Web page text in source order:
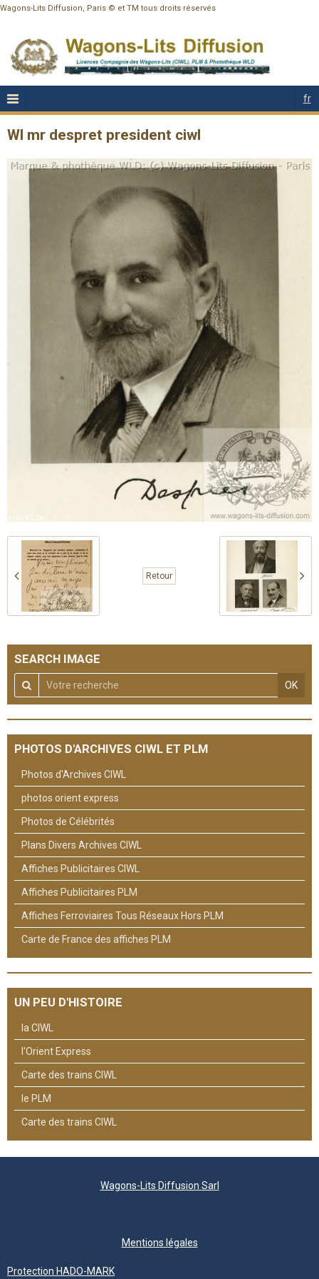
Wagons-Lits Diffusion, Paris © et TM tous droits réservés
fr
Wl mr despret president ciwl
Retour
SEARCH IMAGE
OK
PHOTOS D'ARCHIVES CIWL ET PLM
Photos d'Archives CIWL
photos orient express
Photos de Célébrités
Plans Divers Archives CIWL
Affiches Publicitaires CIWL
Affiches Publicitaires PLM
Affiches Ferroviaires Tous Réseaux Hors PLM
Carte de France des affiches PLM
UN PEU D'HISTOIRE
la CIWL
l'Orient Express
Carte des trains CIWL
le PLM
Carte des trains CIWL
Wagons-Lits Diffusion Sarl
Mentions légales
Protection HADO-MARK